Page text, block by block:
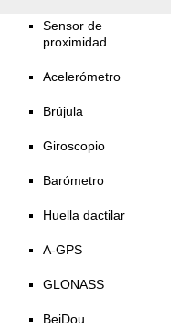
Sensor de
proximidad
Acelerómetro
Brújula
Giroscopio
Barómetro
Huella dactilar
A-GPS
GLONASS
BeiDou